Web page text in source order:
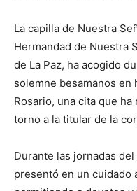
La capilla de Nuestra
Hermandad de Nuestra
de La Paz, ha acogido
solemne besamanos en
Rosario, una cita que
torno a la titular de la
Durante las jornadas
presentó en un cuidado